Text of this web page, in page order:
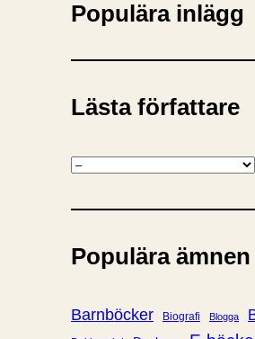
Populära inlägg
Lästa författare
K
t
g
i
Populära ämnen
Barnböcker Biografi Blogga